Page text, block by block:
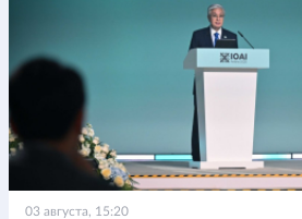
03 августа, 15:20